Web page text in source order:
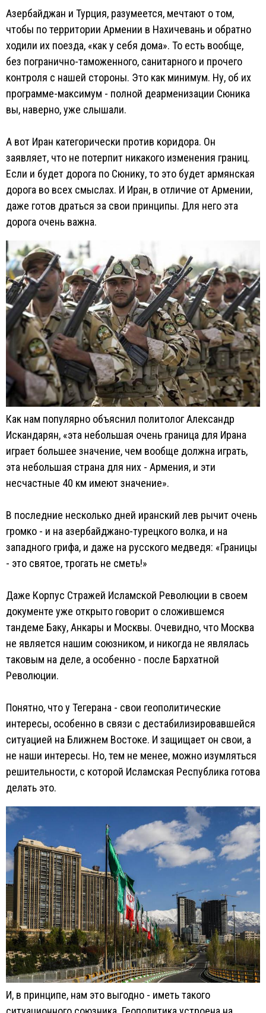
Азербайджан и Турция, разумеется, мечтают о том,
чтобы по территории Армении в Нахичевань и обратно
ходили их поезда, «как у себя дома». То есть вообще,
без погранично-таможенного, санитарного и прочего
контроля с нашей стороны. Это как минимум. Ну, об их
программе-максимум - полной деарменизации Сюника
вы, наверно, уже слышали.
А вот Иран категорически против коридора. Он
заявляет, что не потерпит никакого изменения границ.
Если и будет дорога по Сюнику, то это будет армянская
дорога во всех смыслах. И Иран, в отличие от Армении,
даже готов драться за свои принципы. Для него эта
дорога очень важна.
Как нам популярно объяснил политолог Александр
Искандарян, «эта небольшая очень граница для Ирана
играет большее значение, чем вообще должна играть,
эта небольшая страна для них - Армения, и эти
несчастные 40 км имеют значение».
В последние несколько дней иранский лев рычит очень
громко - и на азербайджано-турецкого волка, и на
западного грифа, и даже на русского медведя: «Границы
- это святое, трогать не сметь!»
Даже Корпус Стражей Исламской Революции в своем
документе уже открыто говорит о сложившемся
тандеме Баку, Анкары и Москвы. Очевидно, что Москва
не является нашим союзником, и никогда не являлась
таковым на деле, а особенно - после Бархатной
Революции.
Понятно, что у Тегерана - свои геополитические
интересы, особенно в связи с дестабилизировавшейся
ситуацией на Ближнем Востоке. И защищает он свои, а
не наши интересы. Но, тем не менее, можно изумляться
решительности, с которой Исламская Республика готова
делать это.
И, в принципе, нам это выгодно - иметь такого